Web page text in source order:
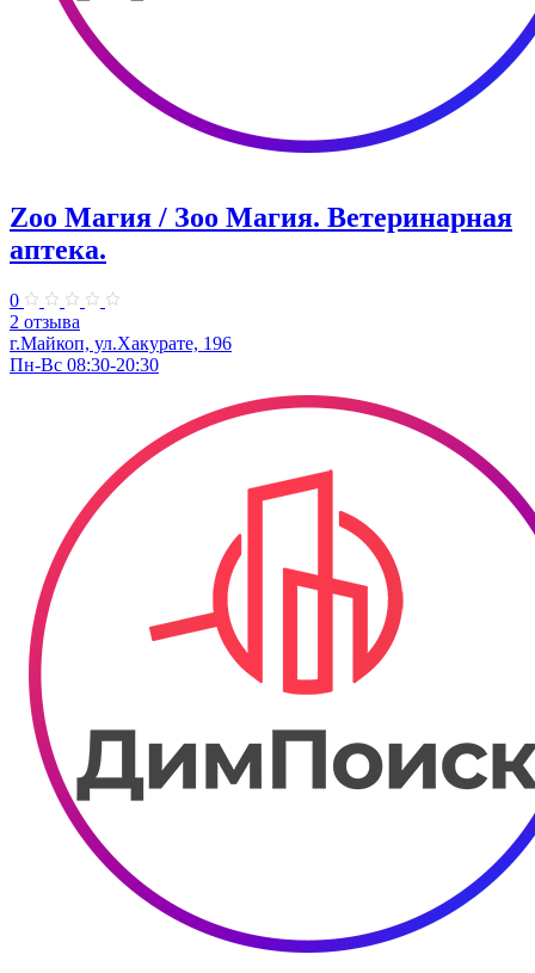
Zoo Магия / Зоо Магия. Ветеринарная
аптека.
0
2 отзыва
г.Майкоп, ул.Хакурате, 196
Пн-Вс 08:30-20:30